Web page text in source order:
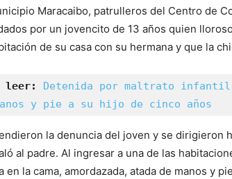
Maracaibo, patrulleros del Centro de
por un jovencito de 13 años quien
de su casa con su hermana y que la
leer: Detenida por maltrato infantil
y pie a su hijo de cinco años
la denuncia del joven y se dirigieron
al padre. Al ingresar a una de las
en la cama, amordazada, atada de manos y